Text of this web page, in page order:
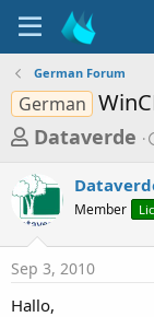
German Forum
German
T
r
e
a
d
s
Dataverde
Member
Sep 3, 2010
Hallo,